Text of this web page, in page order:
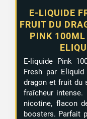
E-LIQUIDE
FRUIT DU
PINK 100ML
E-liquide Pink
Fresh par
dragon et fruit du
fraîcheur intense.
nicotine, flacon
boosters. Parfait